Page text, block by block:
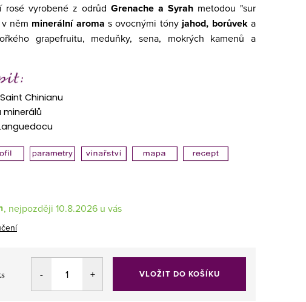
rosé vyrobené z odrůd Grenache a Syrah metodou "sur
něm minerální aroma s ovocnými tóny jahod, borůveka
grapefruitu, meduňky, sena, mokrých kamenů a
Chinianu
minerálů
10.8.2026
VLOŽIT DO KOŠÍKU